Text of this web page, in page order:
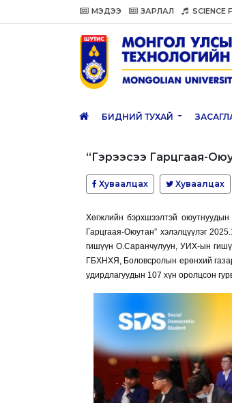
МЭДЭЭ ЗАРЛАЛ SCIENCE
БИДНИЙ ТУХАЙ
“Гэрээсээ Гарцгаая-
Хуваалцах Хуваалцах
Хөгжлийн бэрхшээлтэй оюутнуудын
Гарцгаая-Оюутан” хэлэлцүүлэг
гишүүн О.Саранчулуун, УИХ-ын
ГБХНХЯ, Боловсролын ерөнхий
удирдлагуудын 107 хүн оролцсон